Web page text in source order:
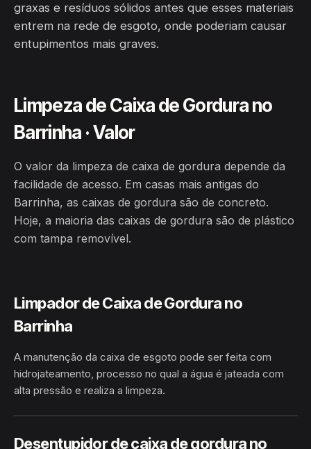
graxas e resíduos sólidos antes que esses materiais
entrem na rede de esgoto, onde poderiam causar
entupimentos mais graves.
Limpeza de Caixa de Gordura no
Barrinha · Valor
O valor da limpeza de caixa de gordura depende da
facilidade de acesso. Em casas mais antigas do
Barrinha, as caixas de gordura são de concreto.
Hoje, a maioria das caixas de gordura são de plástico
com tampa removível.
Limpador de Caixa de Gordura no
Barrinha
A manutenção da caixa de esgoto pode ser feita com
hidrojateamento, processo no qual a água é jateada com
alta pressão e realiza a limpeza.
HIDROJATEAMENTO
BARRINHA · BOM JESUS DA
Desentupidor de caixa de gordura no